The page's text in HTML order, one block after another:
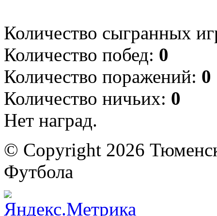
Количество сыгранных
Количество побед: 0
Количество поражений: 0
Количество ничьих: 0
Нет наград.
© Copyright 2026
Футбола